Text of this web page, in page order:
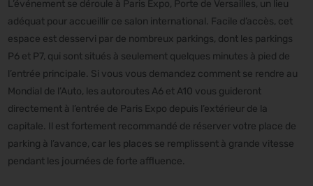
L’événement se déroule à Paris Expo, Porte de Versailles, un lieu
adéquat pour accueillir ce salon international. Facile d’accès, cet
espace est desservi par de nombreux parkings, dont les parkings
P6 et P7, qui sont situés à seulement quelques minutes à pied de
l’entrée principale. Si vous vous demandez comment se rendre au
Mondial de l’Auto, les autoroutes A6 et A10 vous guideront
directement à l’entrée de Paris Expo depuis l’extérieur de la
capitale. Il est fortement recommandé de réserver votre place de
parking à l’avance, car les places se remplissent à grande vitesse
pendant les journées de forte affluence.